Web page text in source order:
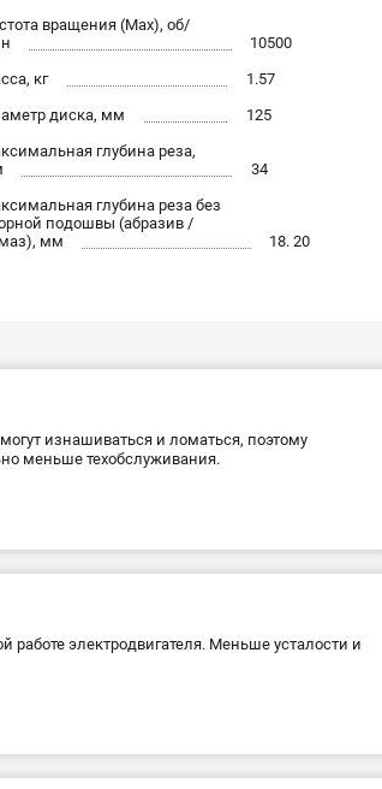
вращения (Max), об/
10500
кг
1.57
диска, мм
125
глубина реза,
34
глубина реза без
подошвы (абразив /
мм
18. 20
изнашиваться и ломаться, поэтому
меньше техобслуживания.
работе электродвигателя. Меньше усталости и